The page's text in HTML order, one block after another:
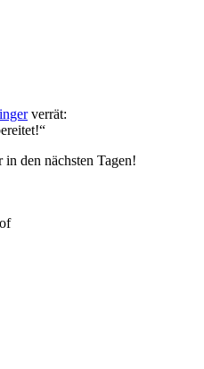
verrät:
den nächsten Tagen!